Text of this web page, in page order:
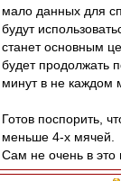
мало данных для
будут
станет основным
будет продолжать
минут в не каждом
Готов поспорить,
меньше 4-х мячей.
Сам не очень в это